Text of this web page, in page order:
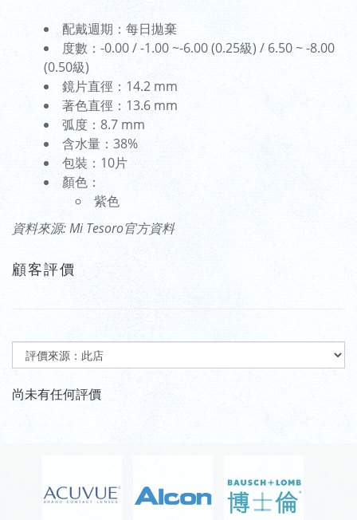
配戴週期：每日拋棄
度數：-0.00 / -1.00 ~-6.00 (0.25級) / 6.50 ~ -8.00
(0.50級)
鏡片直徑：14.2 mm
著色直徑：13.6 mm
弧度：8.7 mm
含水量：38%
包裝：10片
顏色：
紫色
資料來源: Mi Tesoro官方資料
顧客評價
尚未有任何評價